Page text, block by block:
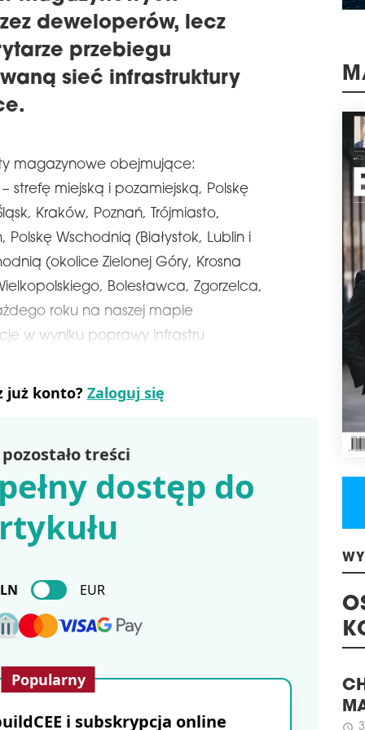
deweloperów, lecz
przebiegu
sieć infrastruktury
magazynowe obejmujące:
strefę miejską i pozamiejską, Polskę
Kraków, Poznań, Trójmiasto,
Polskę Wschodnią (Białystok, Lublin i
(okolice Zielonej Góry, Krosna
Bolesławca, Zgorzelca,
roku na naszej mapie
w wyniku poprawy infrastru
już konto? Zaloguj się
pozostało treści
dostęp do
EUR
Popularny
i subskrypcja online
tys.
na
tej
schedule
schedule